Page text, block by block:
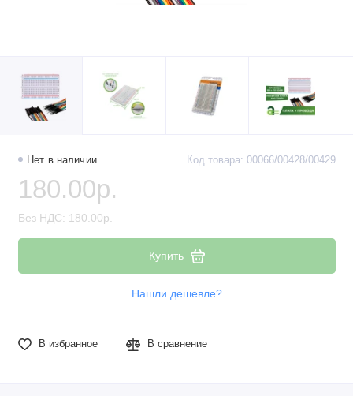
Нет в наличии Код товара: 00066/00428/00429
180.00р.
Без НДС: 180.00р.
Купить
Нашли дешевле?
В избранное В сравнение